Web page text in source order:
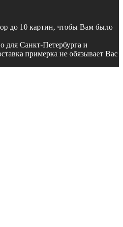
до 10 картин, чтобы Вам было
для Санкт-Петербурга и
примерка не обязывает Вас